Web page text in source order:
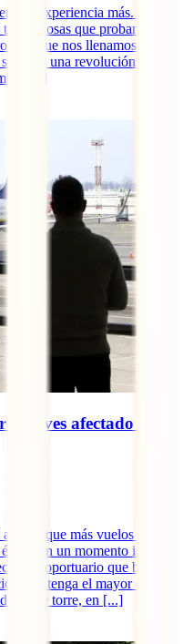
una experiencia más. Algo
cosas que probamos
las que nos llenamos de
toda una revolución. Un
[...]
te ves afectado por
en que más vuelos salen
en un momento ideal
aeroportuario que buscan
que tenga el mayor eco
de torre, en [...]